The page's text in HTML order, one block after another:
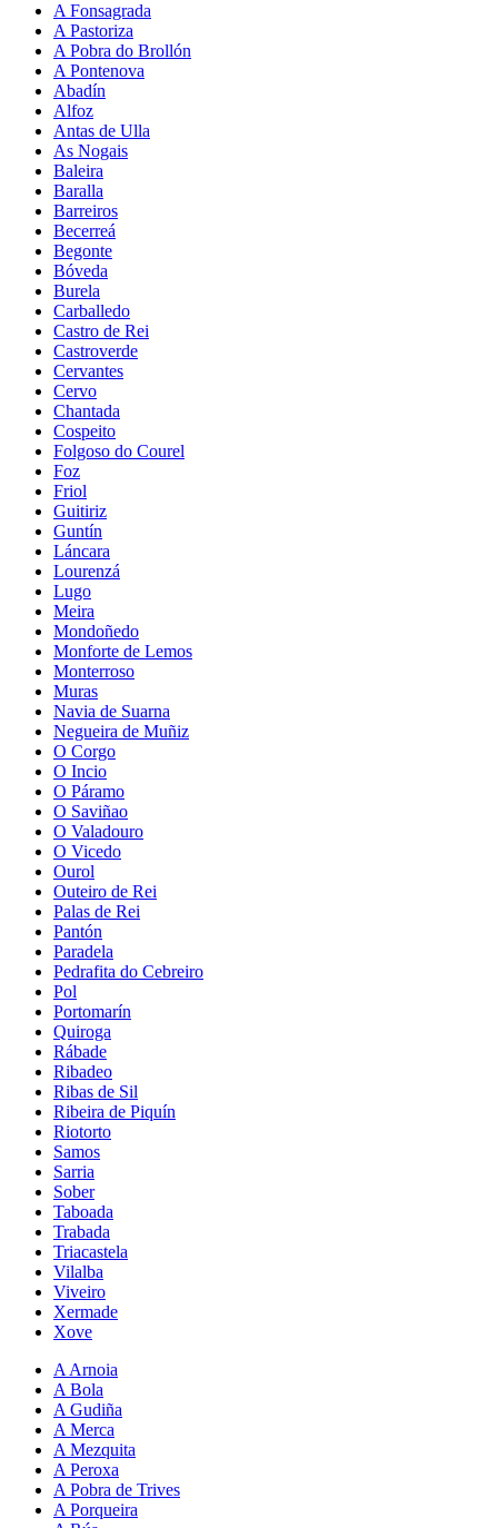
A Fonsagrada
A Pastoriza
A Pobra do Brollón
A Pontenova
Abadín
Alfoz
Antas de Ulla
As Nogais
Baleira
Baralla
Barreiros
Becerreá
Begonte
Bóveda
Burela
Carballedo
Castro de Rei
Castroverde
Cervantes
Cervo
Chantada
Cospeito
Folgoso do Courel
Foz
Friol
Guitiriz
Guntín
Láncara
Lourenzá
Lugo
Meira
Mondoñedo
Monforte de Lemos
Monterroso
Muras
Navia de Suarna
Negueira de Muñiz
O Corgo
O Incio
O Páramo
O Saviñao
O Valadouro
O Vicedo
Ourol
Outeiro de Rei
Palas de Rei
Pantón
Paradela
Pedrafita do Cebreiro
Pol
Portomarín
Quiroga
Rábade
Ribadeo
Ribas de Sil
Ribeira de Piquín
Riotorto
Samos
Sarria
Sober
Taboada
Trabada
Triacastela
Vilalba
Viveiro
Xermade
Xove
A Arnoia
A Bola
A Gudiña
A Merca
A Mezquita
A Peroxa
A Pobra de Trives
A Porqueira